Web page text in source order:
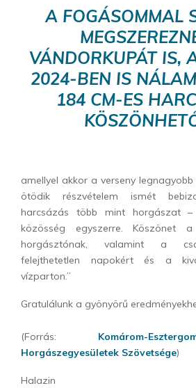
A FOGÁSOMMAL
VÁNDORKUPÁT IS,
2024-BEN IS
184 CM-ES
amellyel akkor a verseny
ötödik részvételem ismét
harcsázás több mint horgászat –
közösség egyszerre. Köszönet
horgásztónak, valamint a
felejthetetlen napokért és a
vízparton.”
Gratulálunk a gyönyörű
(Forrás: Komárom-
Horgászegyesületek Szövetsége)
Halazin